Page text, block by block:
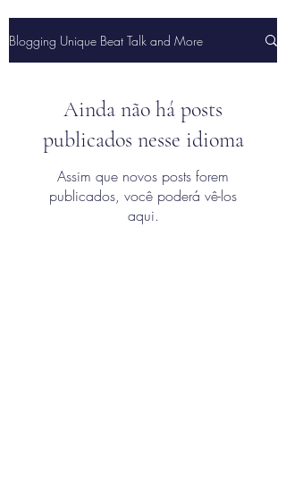
Blogging Unique Beat Talk and More
Ainda não há posts
publicados nesse idioma
Assim que novos posts forem
publicados, você poderá vê-los
aqui.